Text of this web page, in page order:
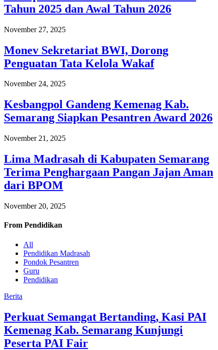
Tahun 2025 dan Awal Tahun 2026
November 27, 2025
Monev Sekretariat BWI, Dorong
Penguatan Tata Kelola Wakaf
November 24, 2025
Kesbangpol Gandeng Kemenag Kab.
Semarang Siapkan Pesantren Award 2026
November 21, 2025
Lima Madrasah di Kabupaten Semarang
Terima Penghargaan Pangan Jajan Aman
dari BPOM
November 20, 2025
From Pendidikan
All
Pendidikan Madrasah
Pondok Pesantren
Guru
Pendidikan
Berita
Perkuat Semangat Bertanding, Kasi PAI
Kemenag Kab. Semarang Kunjungi
Peserta PAI Fair